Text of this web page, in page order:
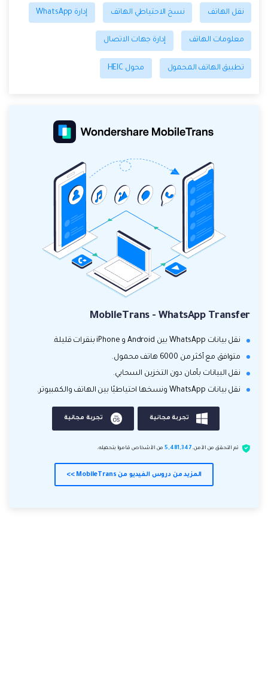
نقل الهاتف نسخ الاحتياطي الهاتف إدارة WhatsApp
معلومات الهاتف إدارة جهات الاتصال
تطبيق الهاتف المحمول محول HEIC
MobileTrans - WhatsApp Transfer
نقل بيانات WhatsApp بين Android و iPhone بنقرات قليلة.
متوافق مع أكثر من 6000 هاتف محمول.
نقل البيانات بأمان دون التخزين السحابي.
نقل بيانات WhatsApp ونسخها احتياطيًا بين الهاتف والكمبيوتر.
تجربة مجانية تجربة مجانية
تم التحقق من الأمن.5,481,347 من الأشخاص قاموا بتحميله.
المزيد من دروس الفيديو من MobileTrans >>